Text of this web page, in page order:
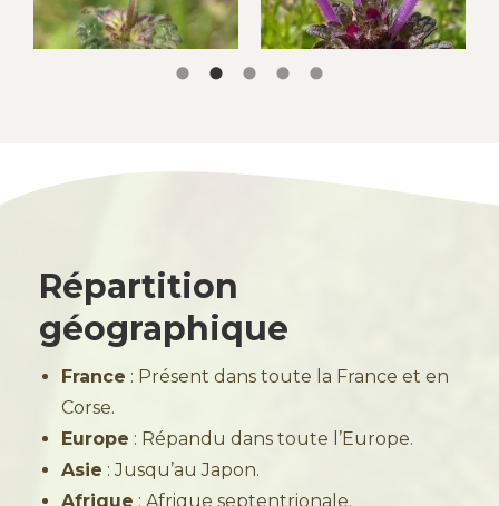
Répartition
géographique
France : Présent dans toute la France et en
Corse.
Europe : Répandu dans toute l’Europe.
Asie : Jusqu’au Japon.
Afrique : Afrique septentrionale.